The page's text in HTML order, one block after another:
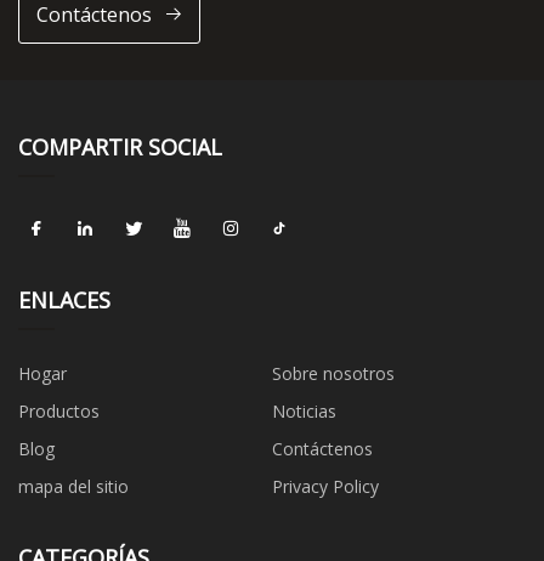
Contáctenos
COMPARTIR SOCIAL
ENLACES
Hogar
Sobre nosotros
Productos
Noticias
Blog
Contáctenos
mapa del sitio
Privacy Policy